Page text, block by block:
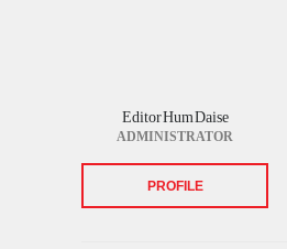
Editor Hum Daise
ADMINISTRATOR
PROFILE